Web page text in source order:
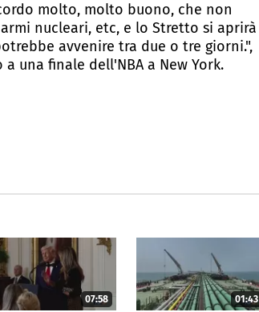
molto, molto buono, che non
nucleari, etc, e lo Stretto si aprirà
avvenire tra due o tre giorni.",
una finale dell'NBA a New York.
07:58 01:43